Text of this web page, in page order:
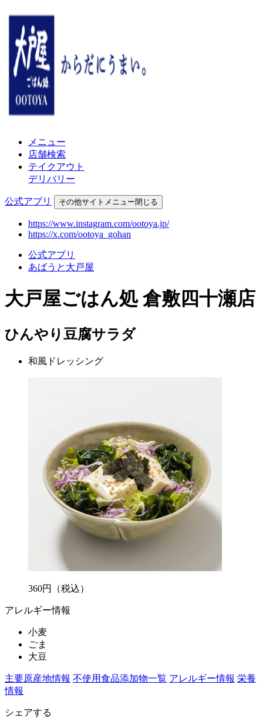
メニュー
店舗検索
テイクアウト
デリバリー
公式アプリ その他サイトメニュー閉じる
https://www.instagram.com/ootoya.jp/
https://x.com/ootoya_gohan
公式アプリ
あばうと大戸屋
大戸屋ごはん処 倉敷四十瀬店
ひんやり豆腐サラダ
和風ドレッシング
360円 （税込）
アレルギー情報
小麦
ごま
大豆
主要原産地情報 不使用食品添加物一覧 アレルギー情報 栄養
情報
シェアする